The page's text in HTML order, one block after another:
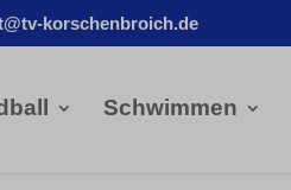
korschenbroich.de
Schwimmen